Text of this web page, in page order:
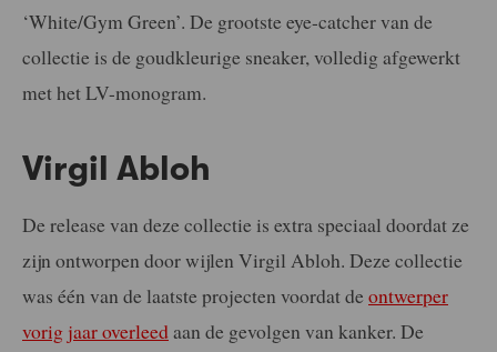
‘White/Gym Green’. De grootste eye-catcher van de
collectie is de goudkleurige sneaker, volledig afgewerkt
met het LV-monogram.
Virgil Abloh
De release van deze collectie is extra speciaal doordat ze
zijn ontworpen door wijlen Virgil Abloh. Deze collectie
was één van de laatste projecten voordat de ontwerper
vorig jaar overleedaan de gevolgen van kanker. De